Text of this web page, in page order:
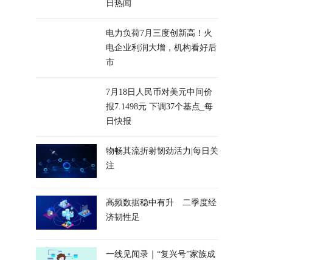
日热闻
电力负荷7月三度创新高！火
电企业利润大增，机构看好后
市
7月18日人民币对美元中间价
报7.1498元 下调37个基点_每
日快报
物畅其流折射韧劲活力|每日关
注
高频数据稳中有升 二季度经
济韧性足
一线见闻录｜“复兴号”家族成